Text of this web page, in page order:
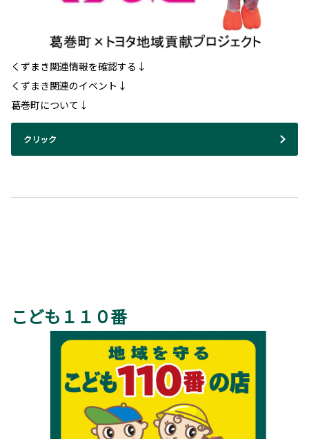
くずまき関連情報を確認する↓
くずまき関連のイベント↓
葛巻町について↓
クリック
こども１１０番